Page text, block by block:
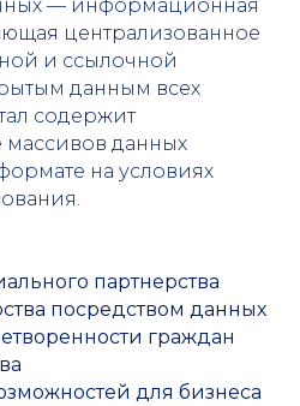
— информационная
централизованное
и ссылочной
данным всех
содержит
данных
на условиях
партнерства
посредством данных
граждан
для бизнеса